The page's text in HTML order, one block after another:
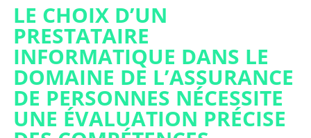
LE CHOIX D’UN
PRESTATAIRE
INFORMATIQUE DANS LE
DOMAINE DE L’ASSURANCE
DE PERSONNES NÉCESSITE
UNE ÉVALUATION PRÉCISE